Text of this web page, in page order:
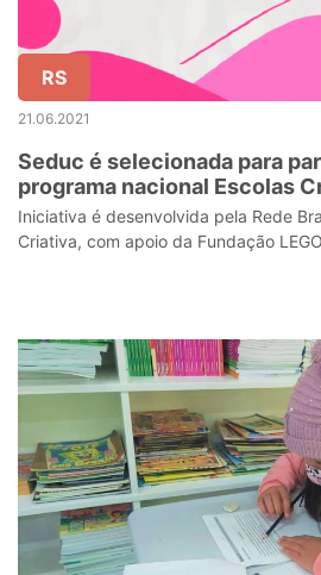
RS
21.06.2021
Seduc é selecionada para
programa nacional Escolas
Iniciativa é desenvolvida pela Rede
Criativa, com apoio da Fundação